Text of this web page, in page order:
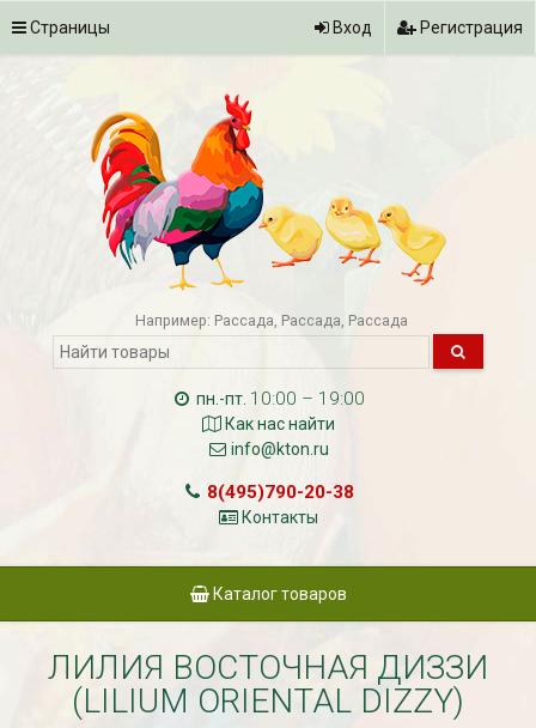
Страницы Вход Регистрация
Например: Рассада Рассада Рассада
пн.-пт. 10:00 – 19:00
Как нас найти
info@kton.ru
8(495)790-20-38
Контакты
Каталог товаров
ЛИЛИЯ ВОСТОЧНАЯ ДИЗЗИ
(LILIUM ORIENTAL DIZZY)